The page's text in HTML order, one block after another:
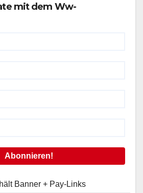
mit dem Ww-
Banner + Pay-Links